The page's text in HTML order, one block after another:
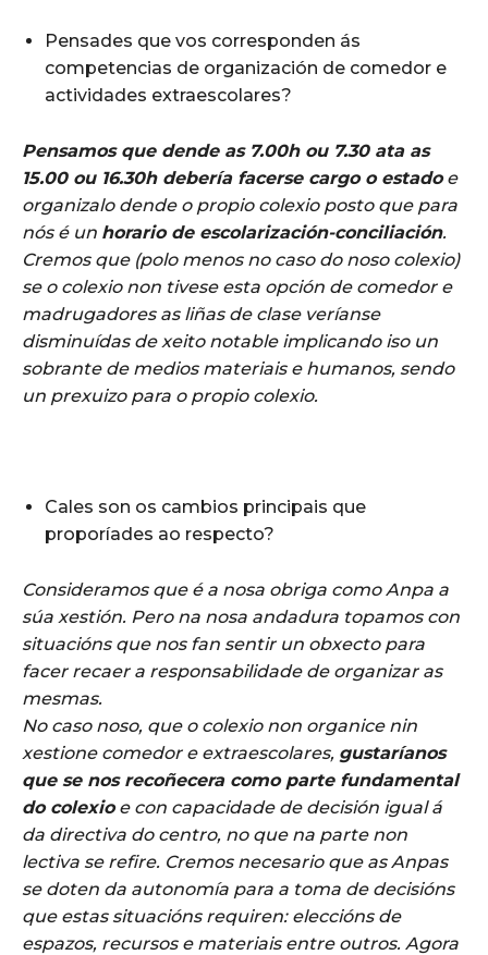
Pensades que vos corresponden ás
competencias de organización de comedor e
actividades extraescolares?
Pensamos que dende as 7.00h ou 7.30 ata as
15.00 ou 16.30h debería facerse cargo o estadoe
organizalo dende o propio colexio posto que para
nós é un horario de escolarización-conciliación.
Cremos que (polo menos no caso do noso colexio)
se o colexio non tivese esta opción de comedor e
madrugadores as liñas de clase veríanse
disminuídas de xeito notable implicando iso un
sobrante de medios materiais e humanos, sendo
un prexuizo para o propio colexio.
Cales son os cambios principais que
proporíades ao respecto?
Consideramos que é a nosa obriga como Anpa a
súa xestión. Pero na nosa andadura topamos con
situacións que nos fan sentir un obxecto para
facer recaer a responsabilidade de organizar as
mesmas.
No caso noso, que o colexio non organice nin
xestione comedor e extraescolares, gustaríanos
que se nos recoñecera como parte fundamental
do colexioe con capacidade de decisión igual á
da directiva do centro, no que na parte non
lectiva se refire. Cremos necesario que as Anpas
se doten da autonomía para a toma de decisións
que estas situacións requiren: eleccións de
espazos, recursos e materiais entre outros. Agora